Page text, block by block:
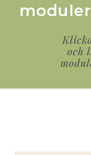
och